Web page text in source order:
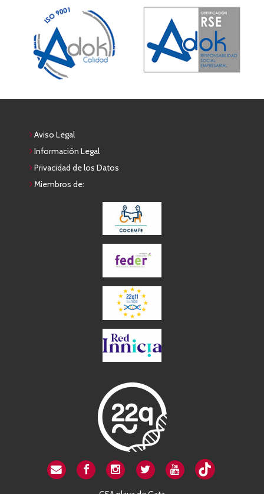
Aviso Legal
Información Legal
Privacidad de los Datos
Miembros de: